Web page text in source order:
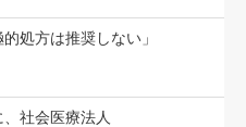
処方は推奨しない」
社会医療法人